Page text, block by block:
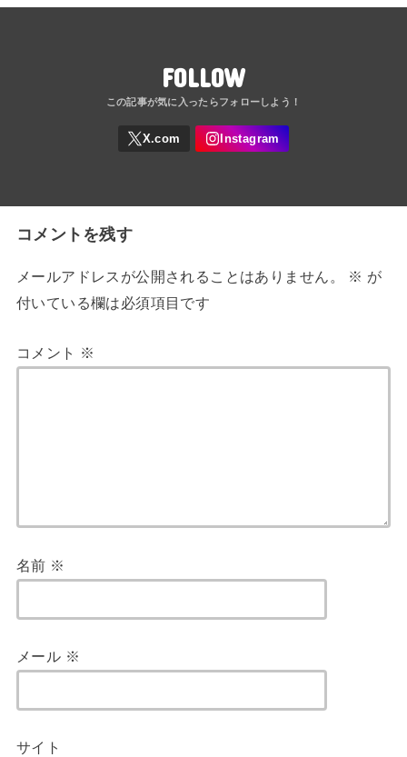
FOLLOW
コメントを残す
メールアドレスが公開されることはありません。 ※ が
付いている欄は必須項目です
コメント ※
名前 ※
メール ※
サイト